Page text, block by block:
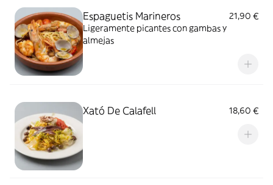
Espaguetis Marineros
21,90 €
Ligeramente picantes con gambas y
almejas
Xató De Calafell 18,60 €